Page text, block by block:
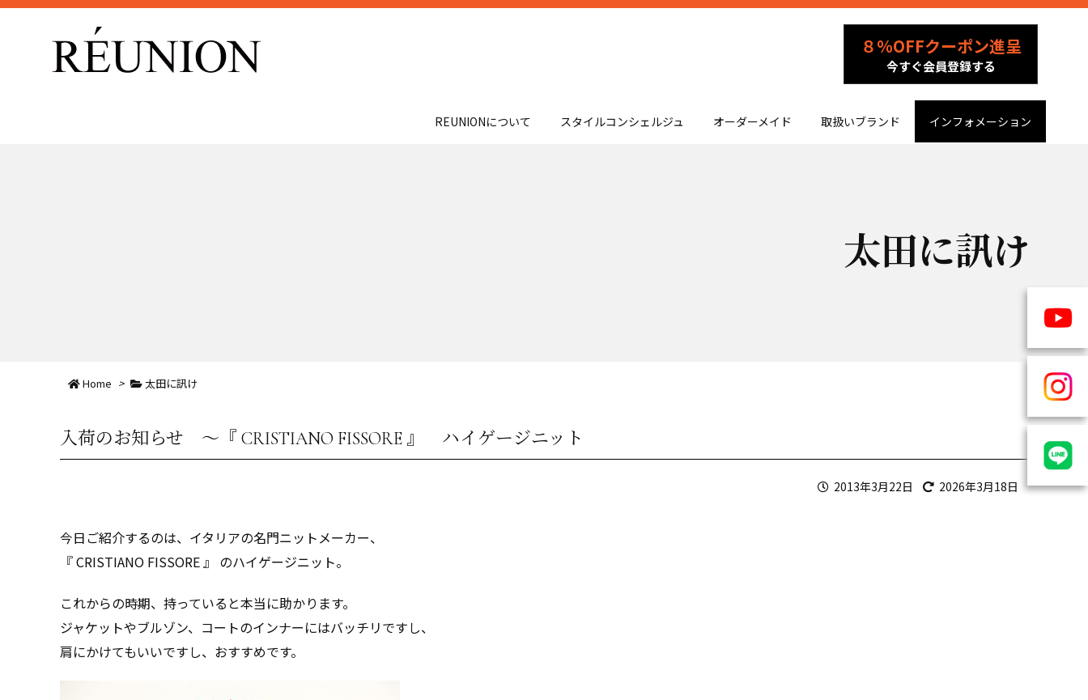
８％OFFクーポン進呈
今すぐ会員登録する
REUNIONについて スタイルコンシェルジュ オーダーメイド 取扱いブランド インフォメーション
太田に訊け
Home > 太田に訊け
入荷のお知らせ ～『 CRISTIANO FISSORE 』 ハイゲージニット
2013年3月22日 2026年3月18日
今日ご紹介するのは、イタリアの名門ニットメーカー、
『 CRISTIANO FISSORE 』 のハイゲージニット。
これからの時期、持っていると本当に助かります。
ジャケットやブルゾン、コートのインナーにはバッチリですし、
肩にかけてもいいですし、おすすめです。